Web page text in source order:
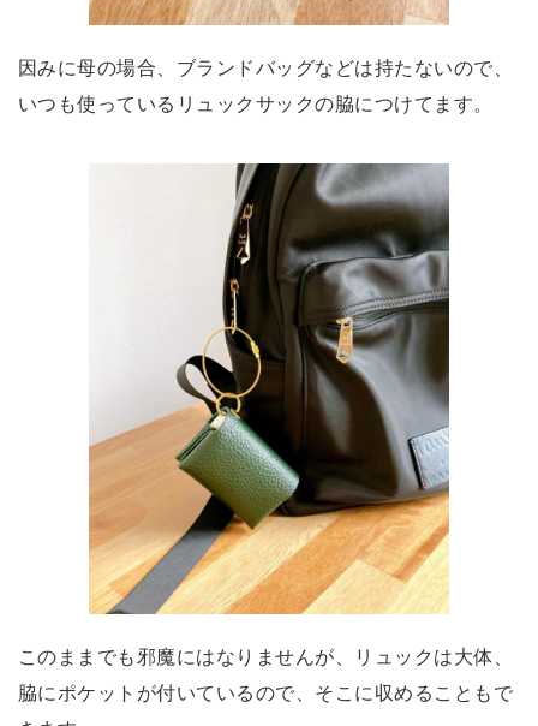
因みに母の場合、ブランドバッグなどは持たないので、
いつも使っているリュックサックの脇につけてます。
このままでも邪魔にはなりませんが、リュックは大体、
脇にポケットが付いているので、そこに収めることもで